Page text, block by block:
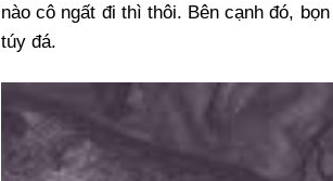
nào cô ngất đi thì thôi. Bên cạnh đó,
túy đá.